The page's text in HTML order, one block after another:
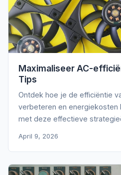
Maximaliseer AC-
Tips
Ontdek hoe je de efficiëntie
verbeteren en energiekosten
met deze effectieve
April 9, 2026